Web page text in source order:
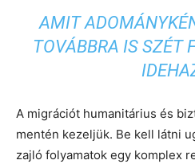
AMIT
TOVÁBBRA IS SZÉT
A migrációt humanitárius és
mentén kezeljük. Be kell látni
zajló folyamatok egy komplex